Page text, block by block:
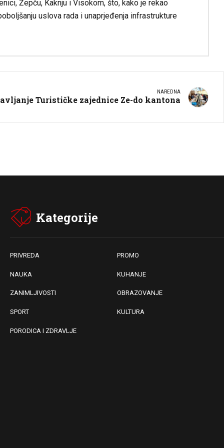
Žepču, Kaknju i Visokom, što, kako je rekao
uslova rada i unaprjeđenja infrastrukture
NAREDNA
Turističke zajednice Ze-do kantona
Kategorije
PRIVREDA PROMO
NAUKA KUHANJE
ZANIMLJIVOSTI OBRAZOVANJE
SPORT KULTURA
PORODICA I ZDRAVLJE